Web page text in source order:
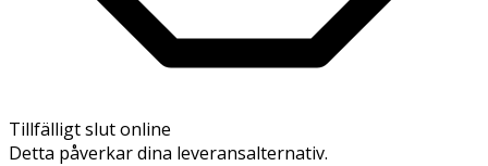
Tillfälligt slut online
Detta påverkar dina leveransalternativ.